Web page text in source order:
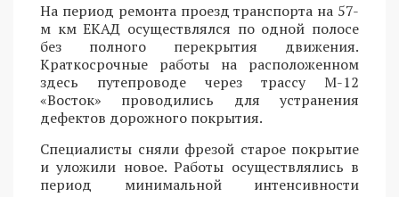
На период ремонта проезд транспорта на 57-
м км ЕКАД осуществлялся по одной полосе
без полного перекрытия движения.
Краткосрочные работы на расположенном
здесь путепроводе через трассу М-12
«Восток» проводились для устранения
дефектов дорожного покрытия.
Специалисты сняли фрезой старое покрытие
и уложили новое. Работы осуществлялись в
период минимальной интенсивности